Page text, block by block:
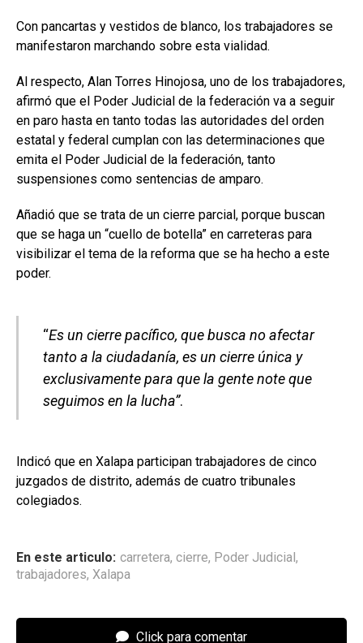
Con pancartas y vestidos de blanco, los trabajadores se
manifestaron marchando sobre esta vialidad.
Al respecto, Alan Torres Hinojosa, uno de los trabajadores,
afirmó que el Poder Judicial de la federación va a seguir
en paro hasta en tanto todas las autoridades del orden
estatal y federal cumplan con las determinaciones que
emita el Poder Judicial de la federación, tanto
suspensiones como sentencias de amparo.
Añadió que se trata de un cierre parcial, porque buscan
que se haga un “cuello de botella” en carreteras para
visibilizar el tema de la reforma que se ha hecho a este
poder.
“Es un cierre pacífico, que busca no afectar
tanto a la ciudadanía, es un cierre única y
exclusivamente para que la gente note que
seguimos en la lucha”.
Indicó que en Xalapa participan trabajadores de cinco
juzgados de distrito, además de cuatro tribunales
colegiados.
En este articulo: carretera, cierre, Poder Judicial ,
trabajadores, Xalapa
Click para comentar